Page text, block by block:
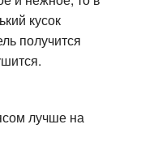
кусок
получится
лучше на